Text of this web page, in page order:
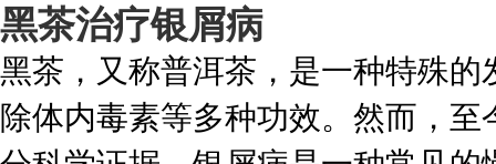
黑茶治疗银屑病
黑茶，又称普洱茶，是一种特殊
除体内毒素等多种功效。然而，